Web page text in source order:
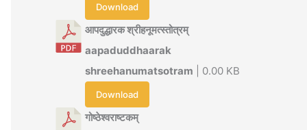
Download
आपदुद्धारक श्रीहनूमत्स्तोत्रम्
aapaduddhaarak
shreehanumatsotram | 0.00 KB
Download
गोष्ठेश्वराष्टकम्